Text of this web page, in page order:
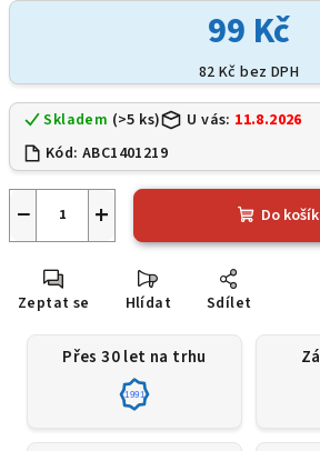
99 Kč
82 Kč bez DPH
Skladem (>5 ks) U vás: 11.8.2026
Kód: ABC1401219
+
− Do
Zeptat se Hlídat Sdílet
Přes 30 let na trhu
1991